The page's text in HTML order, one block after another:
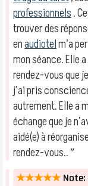
professionnels.
trouver des
enaudiotelm’a
mon séance. Elle
rendez-vous que
j’ai pris
autrement. Elle a
échange que je
aidé(e) à
rendez-vous.. ″
★★★★★